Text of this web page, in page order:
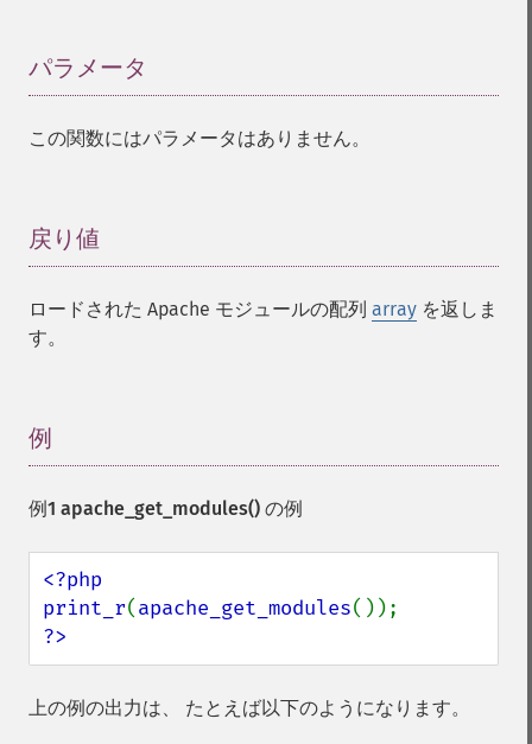
パラメータ
この関数にはパラメータはありません。
戻り値
ロードされた Apache モジュールの配列 array を返しま
す。
例
例1 apache_get_modules() の例
<?php
print_r(apache_get_modules
?>
上の例の出力は、 たとえば以下のようになります。